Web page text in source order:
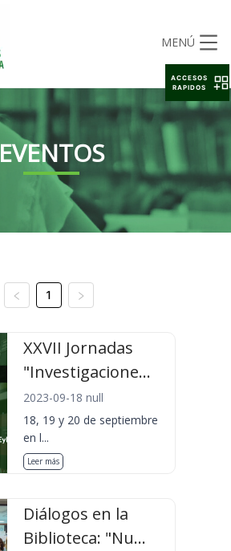
MENÚ
EVENTOS
1
XXVII Jornadas
"Investigacione...
2023-09-18 null
18, 19 y 20 de septiembre
en l...
Leer más
Diálogos en la
Biblioteca: "Nu...
ACCESOS
RAPIDOS